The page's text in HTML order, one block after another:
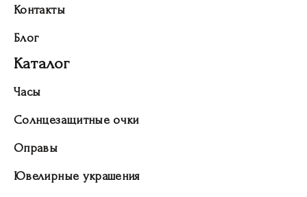
Контакты
Блог
Каталог
Часы
Солнцезащитные очки
Оправы
Ювелирные украшения